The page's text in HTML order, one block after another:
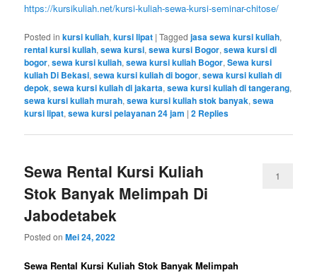
https://kursikuliah.net/kursi-kuliah-sewa-kursi-seminar-chitose/
Posted in kursi kuliah,kursi lipat |Tagged jasa sewa kursi kuliah,
rental kursi kuliah,sewa kursi,sewa kursi Bogor,sewa kursi di
bogor,sewa kursi kuliah,sewa kursi kuliah Bogor,Sewa kursi
kuliah Di Bekasi,sewa kursi kuliah di bogor,sewa kursi kuliah di
depok,sewa kursi kuliah di jakarta,sewa kursi kuliah di tangerang,
sewa kursi kuliah murah,sewa kursi kuliah stok banyak,sewa
kursi lipat,sewa kursi pelayanan 24 jam |2 Replies
Sewa Rental Kursi Kuliah
Stok Banyak Melimpah Di
Jabodetabek
Posted onMei 24, 2022
1
Sewa Rental Kursi Kuliah Stok Banyak Melimpah